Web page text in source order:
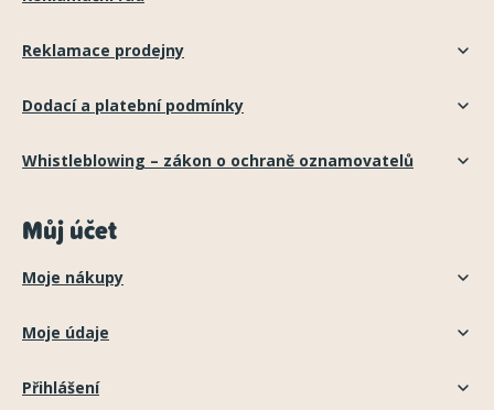
Reklamace prodejny
Dodací a platební podmínky
Whistleblowing – zákon o ochraně oznamovatelů
Můj účet
Moje nákupy
Moje údaje
Přihlášení